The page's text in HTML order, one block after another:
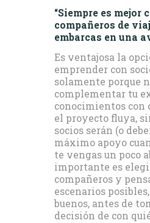
“Siempre es mejor
compañeros de
embarcas en una
Es ventajosa la
emprender con
solamente porque
complementar tu
conocimientos con
el proyecto fluya,
socios serán (o
máximo apoyo
te vengas un poco
importante es
compañeros y
escenarios
buenos, antes de
decisión de con